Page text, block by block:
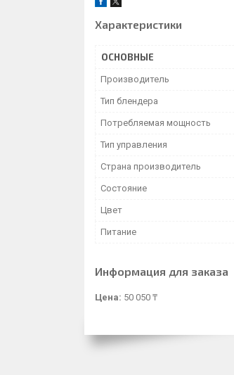
Характеристики
ОСНОВНЫЕ
Производитель
Тип блендера
Потребляемая мощность
Тип управления
Страна производитель
Состояние
Цвет
Питание
Информация для заказа
Цена: 50 050 ₸